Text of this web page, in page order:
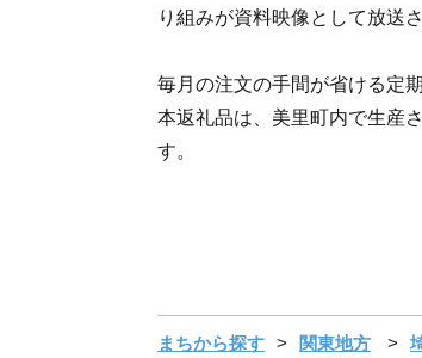
り組みが資料映像として放送
毎月の注文の手間が省ける定
本返礼品は、美里町内で生産
す。
まちから探す 関東地方